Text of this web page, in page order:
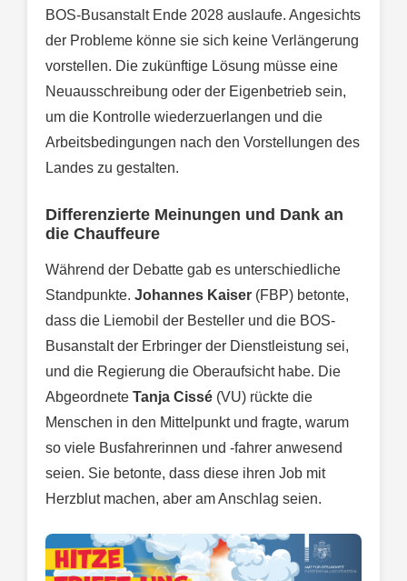
BOS-Busanstalt Ende 2028 auslaufe. Angesichts
der Probleme könne sie sich keine Verlängerung
vorstellen. Die zukünftige Lösung müsse eine
Neuausschreibung oder der Eigenbetrieb sein,
um die Kontrolle wiederzuerlangen und die
Arbeitsbedingungen nach den Vorstellungen des
Landes zu gestalten.
Differenzierte Meinungen und Dank an
die Chauffeure
Während der Debatte gab es unterschiedliche
Standpunkte. Johannes Kaiser (FBP) betonte,
dass die Liemobil der Besteller und die BOS-
Busanstalt der Erbringer der Dienstleistung sei,
und die Regierung die Oberaufsicht habe. Die
Abgeordnete Tanja Cissé (VU) rückte die
Menschen in den Mittelpunkt und fragte, warum
so viele Busfahrerinnen und -fahrer anwesend
seien. Sie betonte, dass diese ihren Job mit
Herzblut machen, aber am Anschlag seien.